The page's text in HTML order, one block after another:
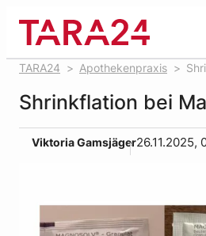
springen
TARA24 Apothekenpraxis
Shrinkflation bei
Viktoria Gamsjäger26.11.2025,